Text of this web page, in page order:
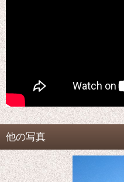
他の写真